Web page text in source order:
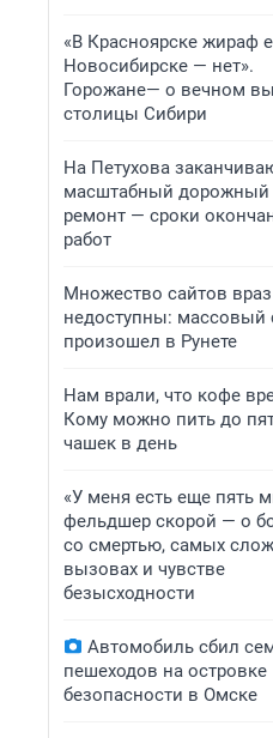
«В Красноярске жираф
Новосибирске — нет».
Горожане— о вечном
столицы Сибири
На Петухова
масштабный дорожный
ремонт — сроки
работ
Множество сайтов враз
недоступны: массовый
произошел в Рунете
Нам врали, что кофе
Кому можно пить до
чашек в день
«У меня есть еще пять
фельдшер скорой — о
со смертью, самых
вызовах и чувстве
безысходности
Автомобиль сбил
пешеходов на островке
безопасности в Омске